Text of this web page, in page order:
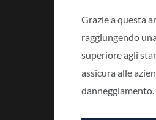
Grazie a questa
raggiungendo
superiore agli
assicura alle
danneggiamento.